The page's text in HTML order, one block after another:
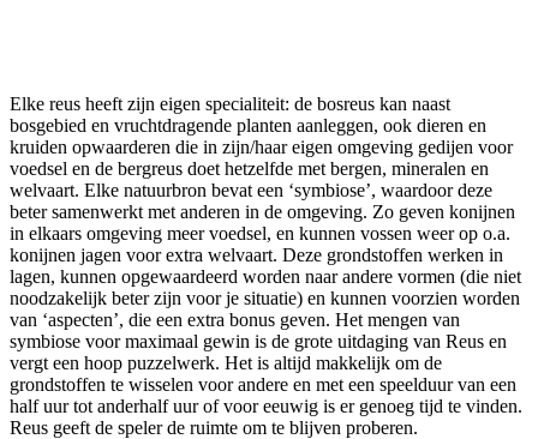
Elke reus heeft zijn eigen specialiteit: de bosreus kan naast
bosgebied en vruchtdragende planten aanleggen, ook dieren en
kruiden opwaarderen die in zijn/haar eigen omgeving gedijen voor
voedsel en de bergreus doet hetzelfde met bergen, mineralen en
welvaart. Elke natuurbron bevat een ‘symbiose’, waardoor deze
beter samenwerkt met anderen in de omgeving. Zo geven konijnen
in elkaars omgeving meer voedsel, en kunnen vossen weer op o.a.
konijnen jagen voor extra welvaart. Deze grondstoffen werken in
lagen, kunnen opgewaardeerd worden naar andere vormen (die niet
noodzakelijk beter zijn voor je situatie) en kunnen voorzien worden
van ‘aspecten’, die een extra bonus geven. Het mengen van
symbiose voor maximaal gewin is de grote uitdaging van Reus en
vergt een hoop puzzelwerk. Het is altijd makkelijk om de
grondstoffen te wisselen voor andere en met een speelduur van een
half uur tot anderhalf uur of voor eeuwig is er genoeg tijd te vinden.
Reus geeft de speler de ruimte om te blijven proberen.